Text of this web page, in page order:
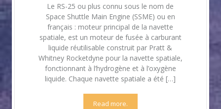
Le RS-25 ou plus connu sous le nom de
Space Shuttle Main Engine (SSME) ou en
français : moteur principal de la navette
spatiale, est un moteur de fusée à carburant
liquide réutilisable construit par Pratt &
Whitney Rocketdyne pour la navette spatiale,
fonctionnant à l’hydrogène et à l’oxygène
liquide. Chaque navette spatiale a été […]
Read more.